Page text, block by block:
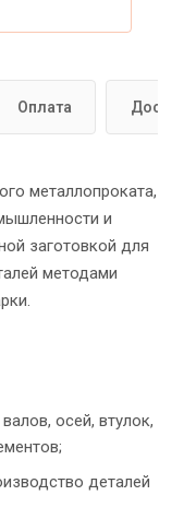
Оплата
металлопроката,
и
заготовкой для
методами
осей, втулок,
деталей